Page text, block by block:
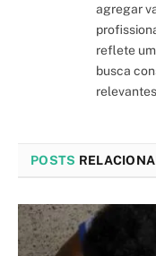
agregar
reflete
busca
POSTS